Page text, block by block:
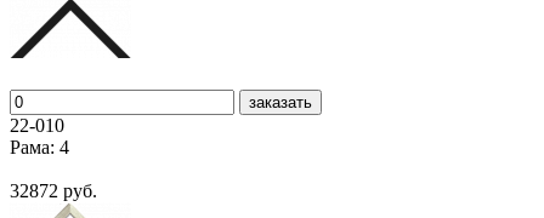
заказать
22-010
Рама: 4
32872 руб.